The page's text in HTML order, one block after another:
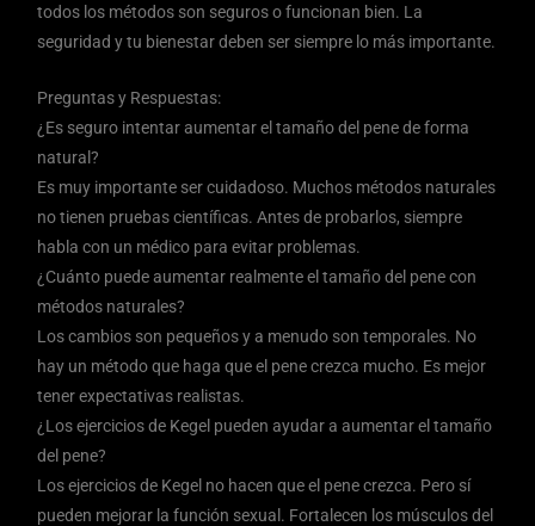
todos los métodos son seguros o funcionan bien. La
seguridad y tu bienestar deben ser siempre lo más importante.
Preguntas y Respuestas:
¿Es seguro intentar aumentar el tamaño del pene de forma
natural?
Es muy importante ser cuidadoso. Muchos métodos naturales
no tienen pruebas científicas. Antes de probarlos, siempre
habla con un médico para evitar problemas.
¿Cuánto puede aumentar realmente el tamaño del pene con
métodos naturales?
Los cambios son pequeños y a menudo son temporales. No
hay un método que haga que el pene crezca mucho. Es mejor
tener expectativas realistas.
¿Los ejercicios de Kegel pueden ayudar a aumentar el tamaño
del pene?
Los ejercicios de Kegel no hacen que el pene crezca. Pero sí
pueden mejorar la función sexual. Fortalecen los músculos del